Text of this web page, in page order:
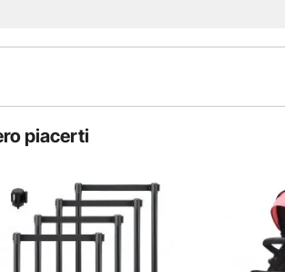
compagno per i genitori in
piacerti